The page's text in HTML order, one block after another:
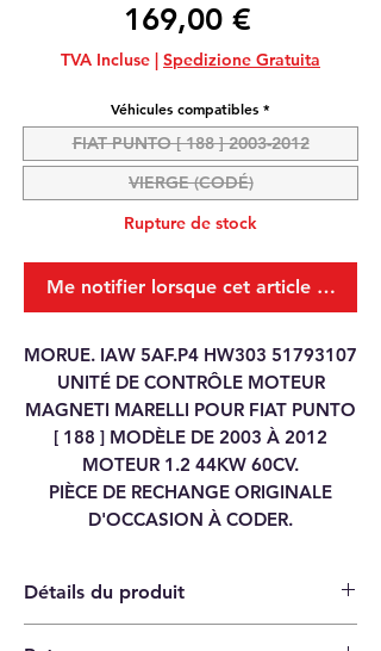
169,00 €
TVA Incluse | Spedizione Gratuita
Véhicules compatibles *
FIAT PUNTO [ 188 ] 2003-2012
VIERGE (CODÉ)
Rupture de stock
Me notifier lorsque cet article est
MORUE. IAW 5AF.P4 HW303 51793107
UNITÉ DE CONTRÔLE MOTEUR
MAGNETI MARELLI POUR FIAT PUNTO
[ 188 ] MODÈLE DE 2003 À 2012
MOTEUR 1.2 44KW 60CV.
PIÈCE DE RECHANGE ORIGINALE
D'OCCASION À CODER.
Détails du produit